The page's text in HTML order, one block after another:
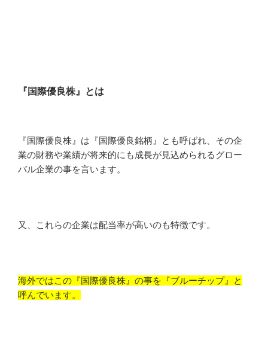
『国際優良株』とは
『国際優良株』は『国際優良銘柄』とも呼ばれ、その企
業の財務や業績が将来的にも成長が見込められるグロー
バル企業の事を言います。
又、これらの企業は配当率が高いのも特徴です。
海外ではこの『国際優良株』の事を『ブルーチップ』と
呼んでいます。